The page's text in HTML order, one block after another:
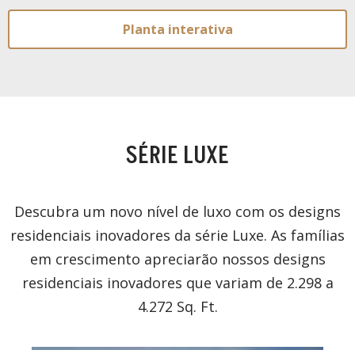
Planta interativa
SÉRIE LUXE
Descubra um novo nível de luxo com os designs
residenciais inovadores da série Luxe. As famílias
em crescimento apreciarão nossos designs
residenciais inovadores que variam de 2.298 a
4.272 Sq. Ft.